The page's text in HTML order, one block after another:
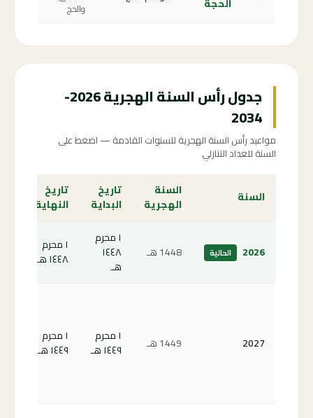
والحج
جدول رأس السنة الهجرية 2026-
2034
مواعيد رأس السنة الهجرية للسنوات القادمة — اضغط على
السنة للعداد التنازلي
السنة
السنة
الهجرية
تاريخ
البداية
تاريخ
النهاية
2026 الحالية 1448 هـ
١ محرم
١٤٤٨
هـ
١ محرم
١٤٤٨ هـ
2027 1449 هـ
١ محرم
١٤٤٩ هـ
١ محرم
١٤٤٩ هـ